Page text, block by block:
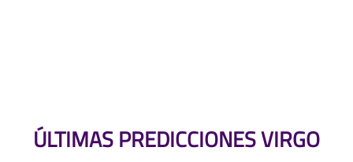
ÚLTIMAS PREDICCIONES VIRGO